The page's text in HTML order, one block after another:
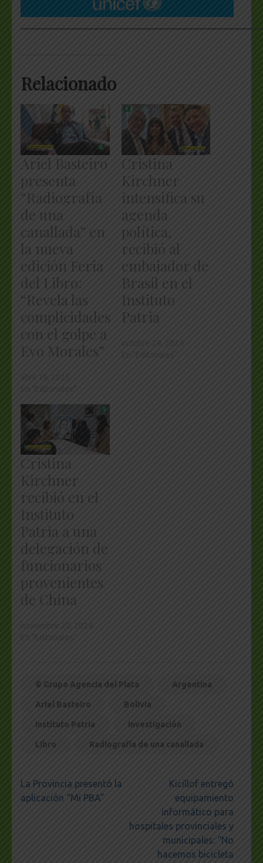
Relacionado
Ariel Basteiro
presenta
“Radiografía
de una
canallada” en
la nueva
edición Feria
del Libro:
“Revela las
complicidades
con el golpe a
Evo Morales”
Cristina
Kirchner
intensifica su
agenda
política,
recibió al
embajador de
Brasil en el
Instituto
Patria
Cristina
Kirchner
recibió en el
Instituto
Patria a una
delegación de
funcionarios
provenientes
de China
© Grupo Agencia del Plata Argentina
Ariel Basteiro Bolivia
Instituto Patria Investigación
Libro Radiografía de una canallada
Navegación
de
La Provincia presentó la
aplicación “Mi PBA”
Kicillof entregó
equipamiento
informático para
hospitales provinciales y
municipales: “No
hacemos bicicleta